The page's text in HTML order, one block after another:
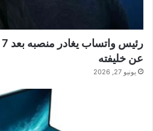
عن خليفته
يونيو 27, 2026